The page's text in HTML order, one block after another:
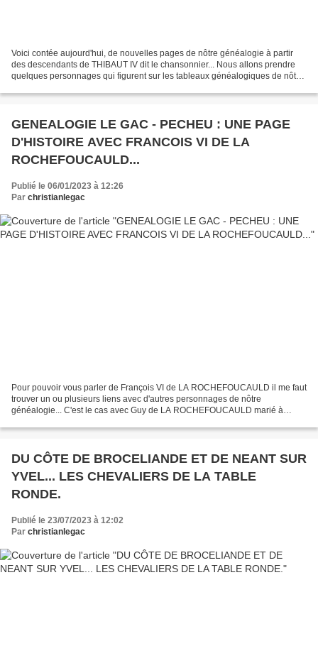
Voici contée aujourd'hui, de nouvelles pages de nôtre généalogie à partir
des descendants de THIBAUT IV dit le chansonnier... Nous allons prendre
quelques personnages qui figurent sur les tableaux généalogiques de nôtre
GENEALOGIE LE GAC - PECHEU : UNE PAGE
D'HISTOIRE AVEC FRANCOIS VI DE LA
ROCHEFOUCAULD...
Publié le 06/01/2023 à 12:26
Par christianlegac
Pour pouvoir vous parler de François VI de LA ROCHEFOUCAULD il me faut
trouver un ou plusieurs liens avec d'autres personnages de nôtre
généalogie... C'est le cas avec Guy de LA ROCHEFOUCAULD marié à
DU CÔTE DE BROCELIANDE ET DE NEANT SUR
YVEL... LES CHEVALIERS DE LA TABLE
RONDE.
Publié le 23/07/2023 à 12:02
Par christianlegac